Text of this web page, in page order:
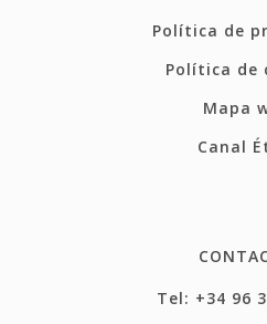
Política de
Política de
Mapa
Canal
Tel: +34 96